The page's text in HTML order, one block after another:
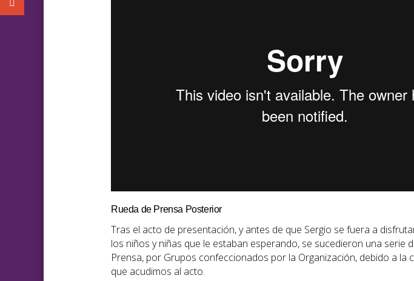
Rueda de Prensa Posterior
Tras el acto de presentación, y antes de que Sergio se fuera a
los niños y niñas que le estaban esperando, se sucedieron una serie
Prensa, por Grupos confeccionados por la Organización, debido a la
que acudimos al acto.